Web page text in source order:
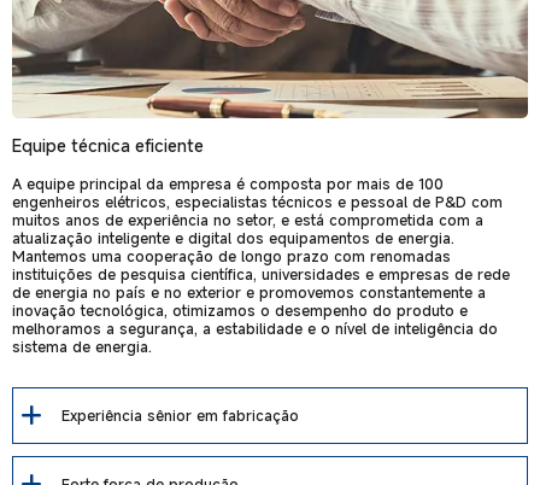
Equipe técnica eficiente
A equipe principal da empresa é composta por mais de 100
engenheiros elétricos, especialistas técnicos e pessoal de P&D com
muitos anos de experiência no setor, e está comprometida com a
atualização inteligente e digital dos equipamentos de energia.
Mantemos uma cooperação de longo prazo com renomadas
instituições de pesquisa científica, universidades e empresas de rede
de energia no país e no exterior e promovemos constantemente a
inovação tecnológica, otimizamos o desempenho do produto e
melhoramos a segurança, a estabilidade e o nível de inteligência do
sistema de energia.
Experiência sênior em fabricação